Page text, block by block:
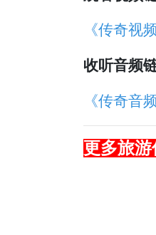
《传奇视
收听音频
《传奇音
更多旅游